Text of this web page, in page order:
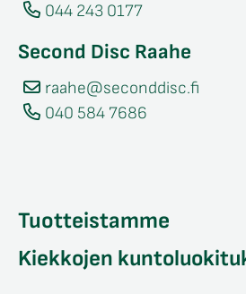
044 243 0177
Second Disc Raahe
raahe@seconddisc.fi
040 584 7686
Tuotteistamme
Kiekkojen